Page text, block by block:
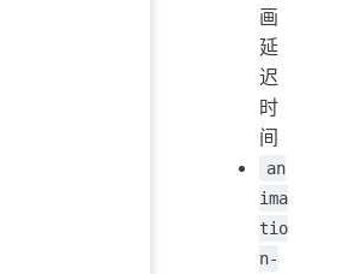
画
延
迟
时
间
an
ima
tio
n-